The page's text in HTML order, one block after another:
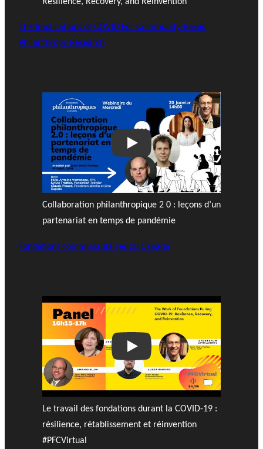
The Implications of COVID For Community-Based
Philanthropy Research
Play
Collaboration philanthropique 2 0 : leçons d’un
partenariat en temps de pandémie
Fondations communautaires du Canada
Play
Le travail des fondations durant la COVID-19 :
résilience, rétablissement et réinvention
#PFCVirtual